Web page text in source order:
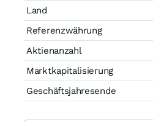
Land
Referenzwährung
Aktienanzahl
Marktkapitalisierung
Geschäftsjahresende